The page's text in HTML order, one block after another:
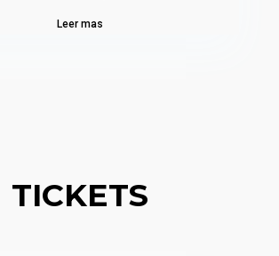
Leer mas
TICKETS